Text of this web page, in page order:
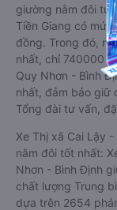
giường nằm đôi
Tiền Giang có
đồng. Trong đó,
nhất, chỉ 740000
Quy Nhơn - Bình
nhất, đảm bảo giữ
Tổng đài tư vấn,
Xe Thị xã Cai Lậy
nằm đôi tốt nhất:
Nhơn - Bình Định
chất lượng Trung
dựa trên 2654